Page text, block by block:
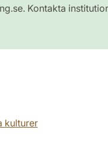
Kontakta
kulturer